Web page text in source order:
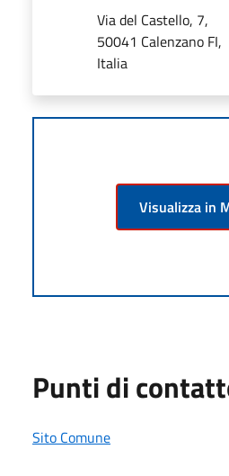
Via del Castello, 7,
50041 Calenzano FI,
Italia
Visualizza in
Punti di
Sito Comune